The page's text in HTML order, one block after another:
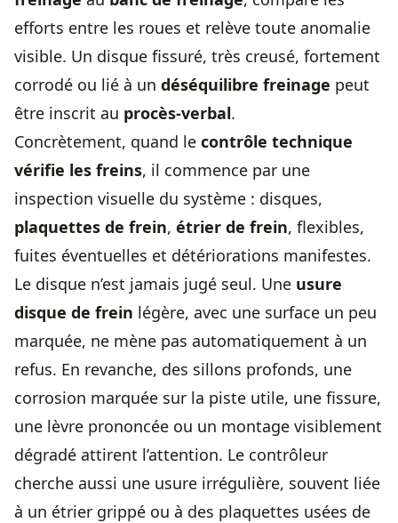
efforts entre les roues et relève toute anomalie
visible. Un disque fissuré, très creusé, fortement
corrodé ou lié à un déséquilibre freinage peut
être inscrit au procès-verbal.
Concrètement, quand le contrôle technique
vérifie les freins, il commence par une
inspection visuelle du système : disques,
plaquettes de frein, étrier de frein, flexibles,
fuites éventuelles et détériorations manifestes.
Le disque n’est jamais jugé seul. Une usure
disque de frein légère, avec une surface un peu
marquée, ne mène pas automatiquement à un
refus. En revanche, des sillons profonds, une
corrosion marquée sur la piste utile, une fissure,
une lèvre prononcée ou un montage visiblement
dégradé attirent l’attention. Le contrôleur
cherche aussi une usure irrégulière, souvent liée
à un étrier grippé ou à des plaquettes usées de